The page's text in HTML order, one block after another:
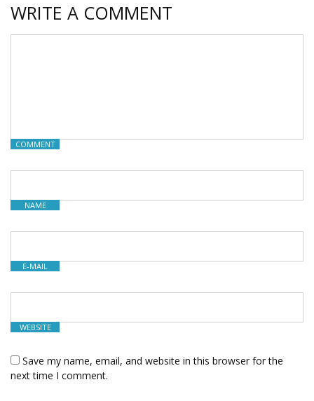
WRITE A COMMENT
COMMENT
NAME
E-MAIL
WEBSITE
Save my name, email, and website in this browser for the
next time I comment.